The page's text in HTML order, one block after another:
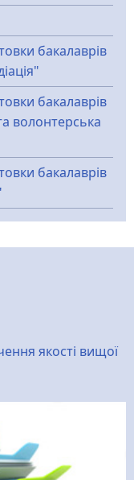
бакалаврів
бакалаврів
волонтерська
бакалаврів
якості вищої